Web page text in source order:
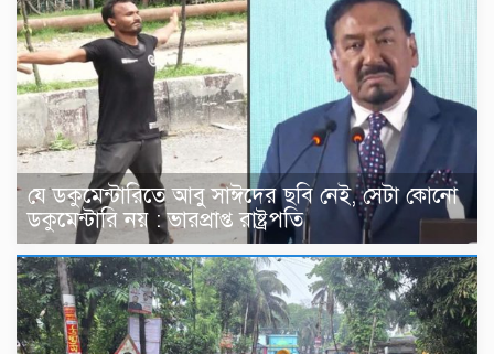
যে ডকুমেন্টারিতে আবু সাঈদের ছবি নেই, সেটা কোনো
ডকুমেন্টারি নয় : ভারপ্রাপ্ত রাষ্ট্রপতি